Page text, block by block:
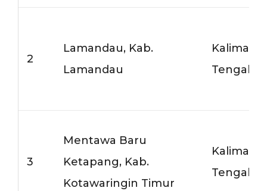
2
Lamandau, Kab.
Lamandau
Tengah
3
Mentawa Baru
Ketapang, Kab.
Kotawaringin Timur
Tengah